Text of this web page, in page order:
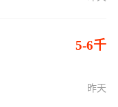
5-6千
昨天